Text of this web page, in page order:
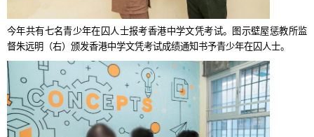
今年共有七名青少年在囚人士报考香港中学文凭考试。图示壁屋惩教所监
督朱远明（右）颁发香港中学文凭考试成绩通知书予青少年在囚人士。